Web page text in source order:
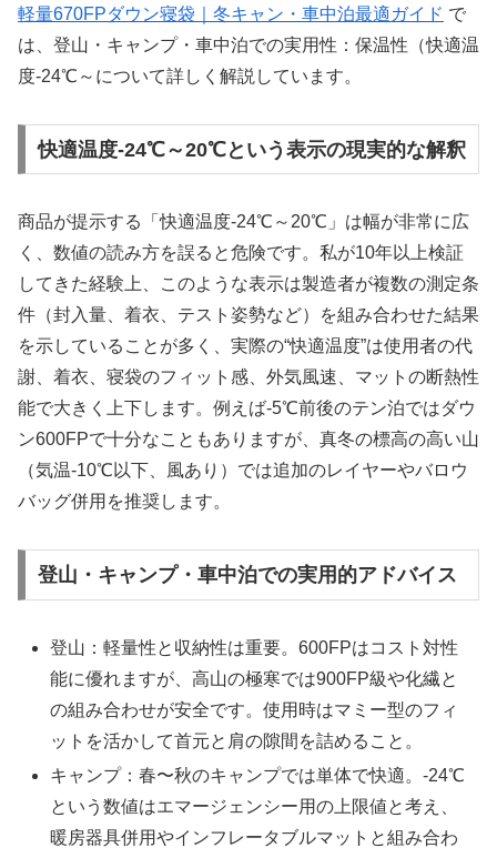
軽量670FPダウン寝袋｜冬キャン・車中泊最適ガイド で
は、登山・キャンプ・車中泊での実用性：保温性（快適温
度-24℃～について詳しく解説しています。
快適温度-24℃～20℃という表示の現実的な解釈
商品が提示する「快適温度-24℃～20℃」は幅が非常に広
く、数値の読み方を誤ると危険です。私が10年以上検証
してきた経験上、このような表示は製造者が複数の測定条
件（封入量、着衣、テスト姿勢など）を組み合わせた結果
を示していることが多く、実際の“快適温度”は使用者の代
謝、着衣、寝袋のフィット感、外気風速、マットの断熱性
能で大きく上下します。例えば-5℃前後のテン泊ではダウ
ン600FPで十分なこともありますが、真冬の標高の高い山
（気温-10℃以下、風あり）では追加のレイヤーやバロウ
バッグ併用を推奨します。
登山・キャンプ・車中泊での実用的アドバイス
登山：軽量性と収納性は重要。600FPはコスト対性
能に優れますが、高山の極寒では900FP級や化繊と
の組み合わせが安全です。使用時はマミー型のフィ
ットを活かして首元と肩の隙間を詰めること。
キャンプ：春〜秋のキャンプでは単体で快適。-24℃
という数値はエマージェンシー用の上限値と考え、
暖房器具併用やインフレータブルマットと組み合わ